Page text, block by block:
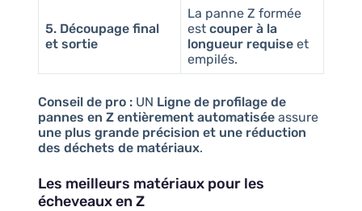
5. Découpage final
et sortie
La panne Z formée
est couper à la
longueur requiseet
empilés.
Conseil de pro :UN Ligne de profilage de
pannes en Z entièrement automatiséeassure
une plus grande précision et une réduction
des déchets de matériaux.
Les meilleurs matériaux pour les
écheveaux en Z